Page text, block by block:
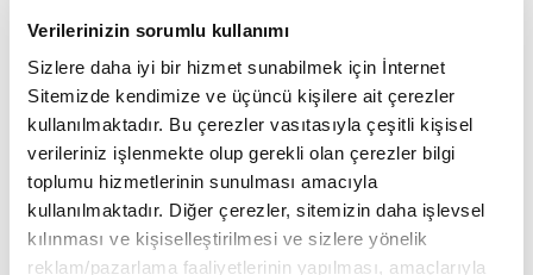
Verilerinizin sorumlu kullanımı
Sizlere daha iyi bir hizmet sunabilmek için İnternet
Sitemizde kendimize ve üçüncü kişilere ait çerezler
kullanılmaktadır. Bu çerezler vasıtasıyla çeşitli kişisel
verileriniz işlenmekte olup gerekli olan çerezler bilgi
toplumu hizmetlerinin sunulması amacıyla
kullanılmaktadır. Diğer çerezler, sitemizin daha işlevsel
kılınması ve kişiselleştirilmesi ve sizlere yönelik
reklam/pazarlama faaliyetlerinin yapılması, amaçlarıyla
sûresidir ve 59 ayetten oluşur. Adını onuncu âyette
duman anlamına gelen "duhân"
kelimesinden alır.
🔸 Surede Kur'an'ın indirilişi, müşriklerin ona
karşı tutumu, Firavun ve halkının başlarına
gelen azaplar, Kureyş'in Hz. Peygamberi
yalanlaması, iyilerin ve kötülerin